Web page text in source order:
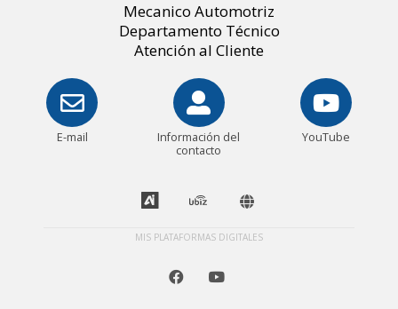
Mecanico Automotriz
Departamento Técnico
Atención al Cliente
E-mail
Información del
contacto
YouTube
MIS PLATAFORMAS DIGITALES